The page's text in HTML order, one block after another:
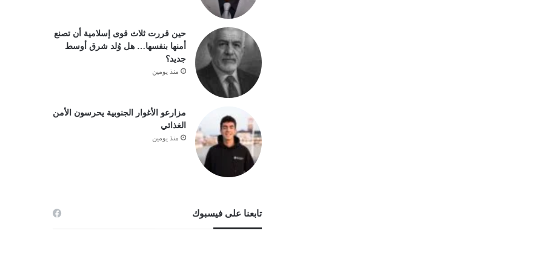
حين قررت ثلاث قوى إسلامية أن تصنع
أمنها بنفسها… هل وُلد شرق أوسط
جديد؟
منذ يومين
مزارعو الأغوار الجنوبية يحرسون الأمن
الغذائي
منذ يومين
تابعنا على فيسبوك